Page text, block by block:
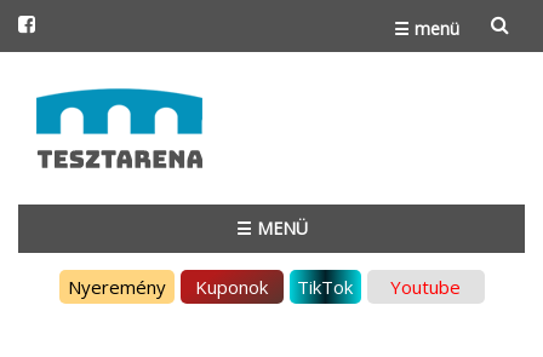
☰ menü
to
content
☰ MENÜ
Nyeremény Kuponok TikTok Youtube